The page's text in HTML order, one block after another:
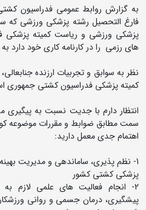
به گزارش روابط عمومی فدراسیون
فارغ التحصیل رشته پزشکی ورزشی که
پزشکی ورزشی و ریاست کمیته پزشکی
های رزمی را در کارنامه کاری خود دارد
نظر به سوابق و تجربیات ارزنده
کمیته پزشکی فدراسیون کشتی جمهوری
انتظار دارم با جدیت نسبت به
سمت مطابق ضوابط و مقررات موضوعه
اهتمام جدی معمل دارید:
1- نظم پذیری، ساماندهی و مدیریت
پزشکی کشتی کشور
2- انجام فعالیت های علمی لازم
پیشگیری، درمان جسمی و روانی